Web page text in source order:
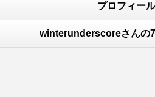
プロフィー
winterunderscoreさんの